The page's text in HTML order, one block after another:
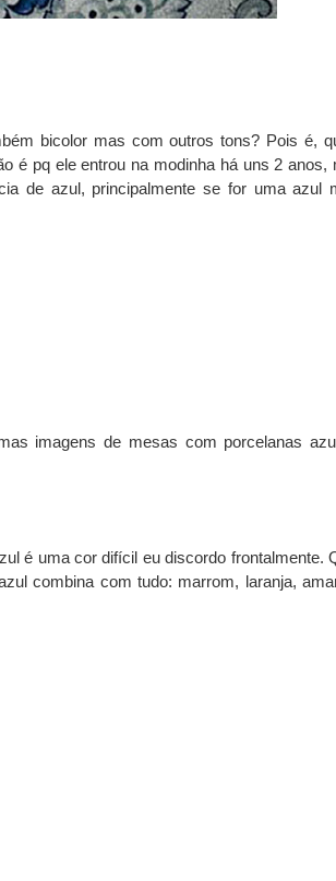
bicolor mas com outros tons? Pois é,
é pq ele entrou na modinha há uns 2 anos,
de azul, principalmente se for uma azul
imagens de mesas com porcelanas
é uma cor difícil eu discordo frontalmente.
combina com tudo: marrom, laranja,